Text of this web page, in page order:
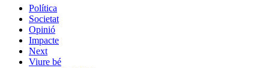
Política
Societat
Opinió
Impacte
Next
Viure bé